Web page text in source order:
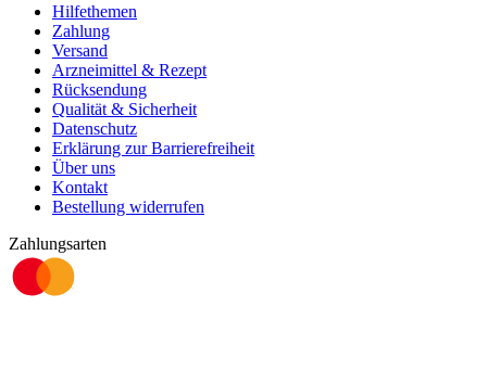
Hilfethemen
Zahlung
Versand
Arzneimittel & Rezept
Rücksendung
Qualität & Sicherheit
Datenschutz
Erklärung zur Barrierefreiheit
Über uns
Kontakt
Bestellung widerrufen
Zahlungsarten